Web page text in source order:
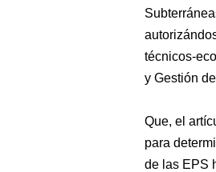
técnicos-
y Gestión
Que, el
para
de las EPS